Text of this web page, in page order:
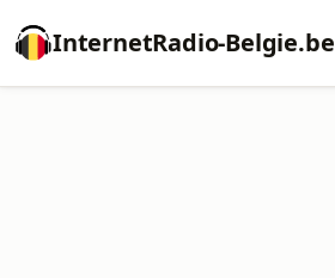
InternetRadio-Belgie.be